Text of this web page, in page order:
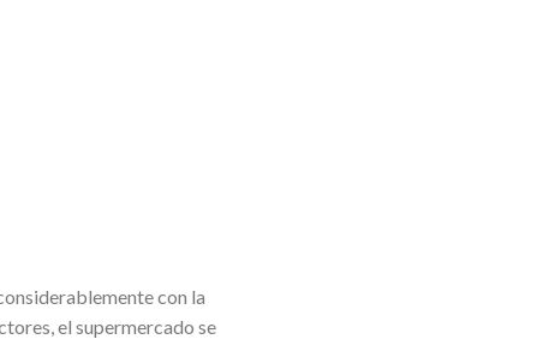
con la
el supermercado se